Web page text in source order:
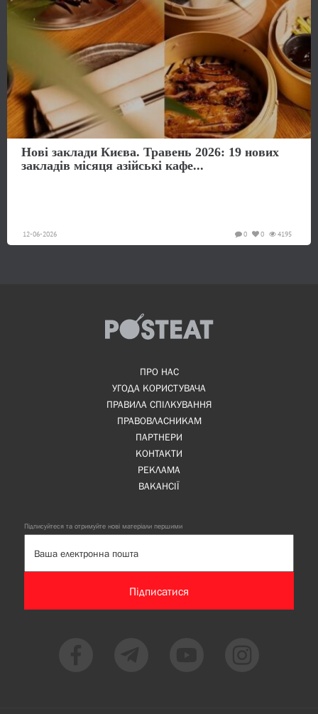
Нові заклади Києва. Травень 2026: 19 нових
закладів місяця азійські кафе...
12-06-2026 4195
0
0
ПРО НАС
УГОДА КОРИСТУВАЧА
ПРАВИЛА СПІЛКУВАННЯ
ПРАВОВЛАСНИКАМ
ПАРТНЕРИ
КОНТАКТИ
РЕКЛАМА
ВАКАНСІЇ
Підписуйтеся та отримуйте нові матеріали першими
Підписатися